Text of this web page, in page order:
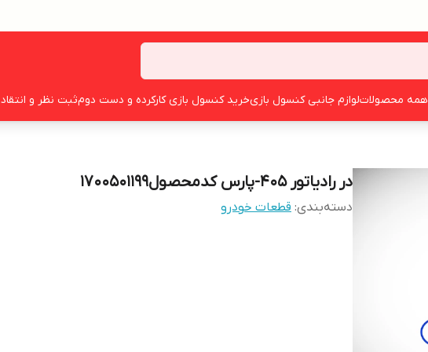
همه محصولاتلوازم جانبی کنسول بازیخرید کنسول بازی کارکرده و دست دومثبت نظر و انتقاد
در رادیاتور 405-پارس کدمحصول1700501199
دسته‌بندی: قطعات خودرو